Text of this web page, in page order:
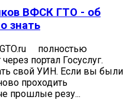
ВФСК ГТО - об
знать
полностью
портал Госуслуг.
свой УИН. Если вы были
проходить
прошлые резу...